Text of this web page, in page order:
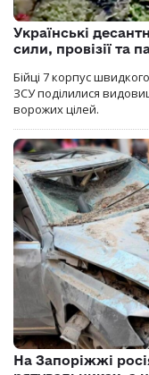
Українські
сили, провізії та
Бійці 7 корпус
ЗСУ поділилися
ворожих цілей.
На Запоріжжі